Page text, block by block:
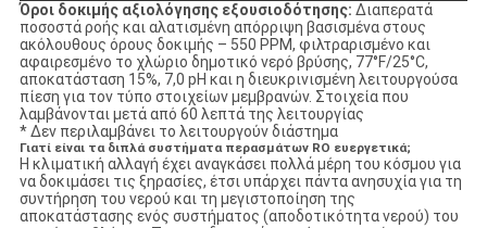
Όροι δοκιμής αξιολόγησης εξουσιοδότησης: Διαπερατά
ποσοστά ροής και αλατισμένη απόρριψη βασισμένα στους
ακόλουθους όρους δοκιμής – 550 PPM, φιλτραρισμένο και
αφαιρεσμένο το χλώριο δημοτικό νερό βρύσης, 77°F/25°C,
αποκατάσταση 15%, 7,0 pH και η διευκρινισμένη λειτουργούσα
πίεση για τον τύπο στοιχείων μεμβρανών. Στοιχεία που
λαμβάνονται μετά από 60 λεπτά της λειτουργίας
* Δεν περιλαμβάνει το λειτουργούν διάστημα
Γιατί είναι τα διπλά συστήματα περασμάτων RO ευεργετικά;
Η κλιματική αλλαγή έχει αναγκάσει πολλά μέρη του κόσμου για
να δοκιμάσει τις ξηρασίες, έτσι υπάρχει πάντα ανησυχία για τη
συντήρηση του νερού και τη μεγιστοποίηση της
αποκατάστασης ενός συστήματος (αποδοτικότητα νερού) του